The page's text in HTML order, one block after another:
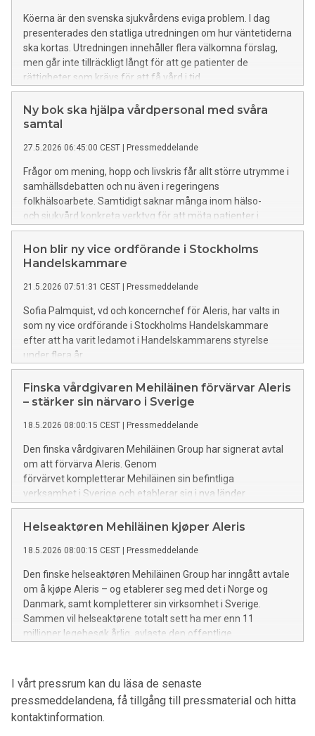
Köerna är den svenska sjukvårdens eviga problem. I dag
presenterades den statliga utredningen om hur väntetiderna
ska kortas. Utredningen innehåller flera välkomna förslag,
men går inte tillräckligt långt för att ge patienter de
rättigheter som krävs för att få vård i tid.
Ny bok ska hjälpa vårdpersonal med svåra
samtal
27.5.2026 06:45:00 CEST Pressmeddelande
Frågor om mening, hopp och livskris får allt större utrymme i
samhällsdebatten och nu även i regeringens
folkhälsoarbete. Samtidigt saknar många inom hälso-
och sjukvård konkreta verktyg för att möta patienter i
existentiella frågor. Nu lanseras en ny handbok som ska
hjälpa vårdpersonal att ta de svåra samtalen i vardagen.
Hon blir ny vice ordförande i Stockholms
Handelskammare
21.5.2026 07:51:31 CEST Pressmeddelande
Sofia Palmquist, vd och koncernchef för Aleris, har valts in
som ny vice ordförande i Stockholms Handelskammare
efter att ha varit ledamot i Handelskammarens styrelse
under flera år.
Finska vårdgivaren Mehiläinen förvärvar Aleris
– stärker sin närvaro i Sverige
18.5.2026 08:00:15 CEST Pressmeddelande
Den finska vårdgivaren Mehiläinen Group har signerat avtal
om att förvärva Aleris. Genom
förvärvet kompletterar Mehiläinen sin befintliga
verksamhet i Sverige och etablerar sig i nya länder
genom Aleris verksamheter i Norge och
Danmark. Tillsammans genomför vårdaktörerna över 11
stödja hälso- och sjukvården i de nordiska länderna samt
förbättra människors tillgång till vård.
Helseaktøren Mehiläinen kjøper Aleris
18.5.2026 08:00:15 CEST Pressmeddelande
Den finske helseaktøren Mehiläinen Group har inngått avtale
om å kjøpe Aleris – og etablerer seg med det i Norge og
Danmark, samt kompletterer sin virksomhet i Sverige.
Sammen vil helseaktørene totalt sett ha mer enn 11
millioner legebesøk årlig, avlaste den offentlige
I vårt pressrum kan du läsa de senaste
pressmeddelandena, få tillgång till pressmaterial och hitta
kontaktinformation.